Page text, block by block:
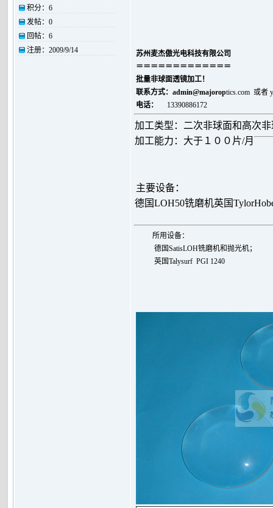
积分： 6
发帖： 0
回帖： 6
注册： 2009/9/14
苏州麦杰傲光电科技有限公司
＝＝＝＝＝＝＝＝＝＝＝＝＝
批量非球面透镜加工！
联系方式： admin@majoroptics.com 或者
电话：
13390886172
加工类型：二次非球面和高次非
加工能力：大于１００片/月
主要设备：
德国LOH50铣磨机英国
所用设备：
德国SatisLOH铣磨机和抛光机；
英国Talysurf PGI 1240